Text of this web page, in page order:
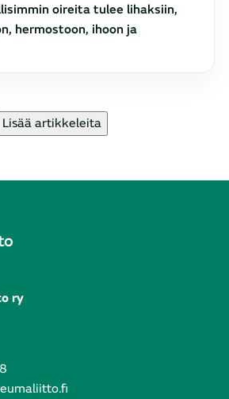
oireita tulee lihaksiin,
hermostoon, ihoon ja
Lisää artikkeleita
ry